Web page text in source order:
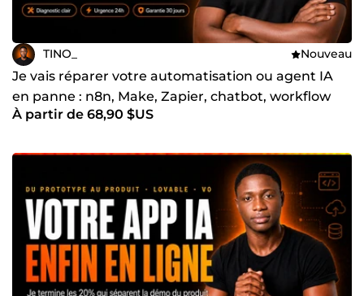
TINO_ Nouveau
Je vais réparer votre automatisation ou agent IA
en panne : n8n, Make, Zapier, chatbot, workflow
À partir de 68,90 $US